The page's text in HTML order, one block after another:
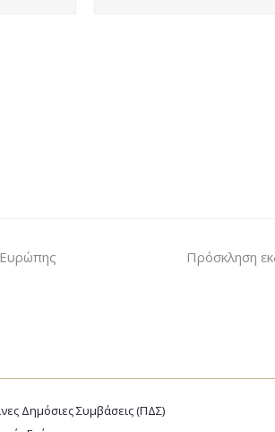
Πρόσκληση
Δημόσιες Συμβάσεις (ΠΔΣ)